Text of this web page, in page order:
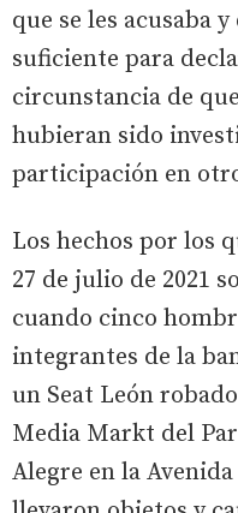
que se les acusaba
suficiente para
circunstancia de
hubieran sido
participación en
Los hechos por los
27 de julio de 2021
cuando cinco
integrantes de la
un Seat León
Media Markt del
Alegre en la